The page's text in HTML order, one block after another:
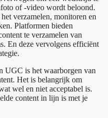
of -video wordt beloond.
verzamelen, monitoren en
Platformen bieden
te verzamelen van
En deze vervolgens efficiënt
UGC is het waarborgen van
Het is belangrijk om
wel en niet acceptabel is.
content in lijn is met je